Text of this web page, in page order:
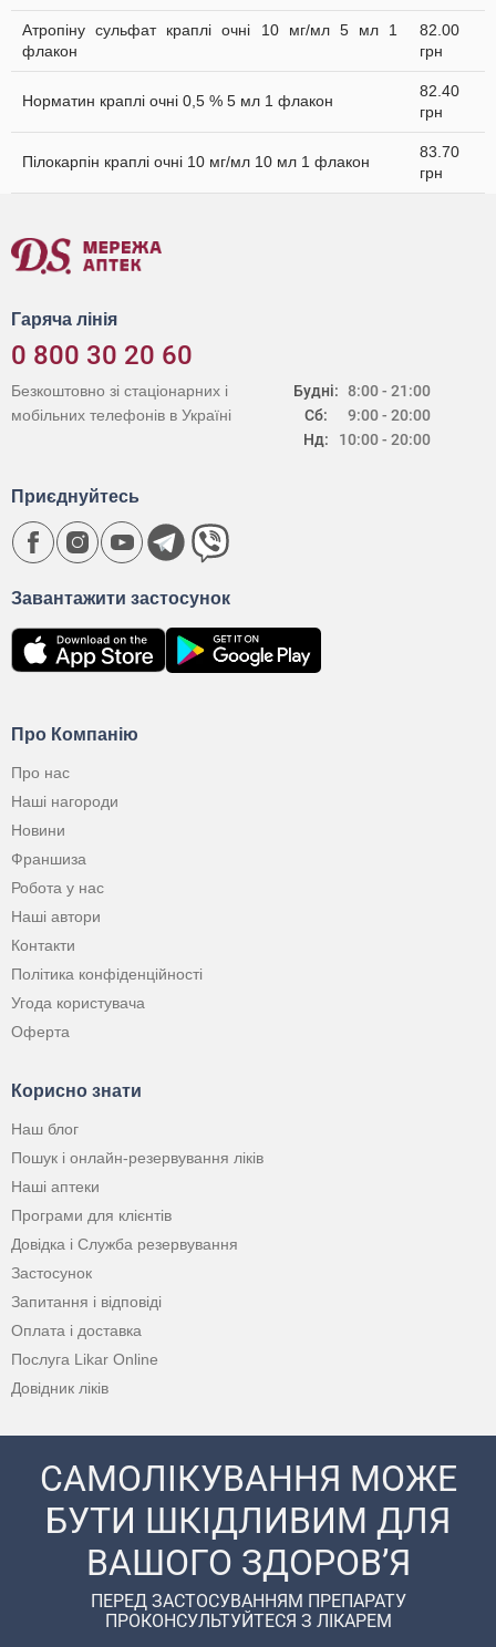
Атропіну сульфат краплі очні 10 мг/мл 5 мл 1
флакон
82.00
грн
Норматин краплі очні 0,5 % 5 мл 1 флакон
82.40
грн
Пілокарпін краплі очні 10 мг/мл 10 мл 1 флакон
83.70
грн
Гаряча лінія
0 800 30 20 60
Будні:
Сб:
Нд:
8:00 - 21:00
9:00 - 20:00
10:00 - 20:00
Безкоштовно зі стаціонарних і
мобільних телефонів в Україні
Про Компанію
Про нас
Наші нагороди
Новини
Франшиза
Робота у нас
Наші автори
Контакти
Політика конфіденційності
Угода користувача
Оферта
Корисно знати
Наш блог
Пошук і онлайн-резервування ліків
Наші аптеки
Програми для клієнтів
Довідка і Служба резервування
Застосунок
Запитання і відповіді
Оплата і доставка
Послуга Likar Online
Довідник ліків
Завантажити застосунок
Приєднуйтесь
САМОЛІКУВАННЯ МОЖЕ
БУТИ ШКІДЛИВИМ ДЛЯ
ВАШОГО ЗДОРОВ’Я
ПЕРЕД ЗАСТОСУВАННЯМ ПРЕПАРАТУ
ПРОКОНСУЛЬТУЙТЕСЯ З ЛІКАРЕМ